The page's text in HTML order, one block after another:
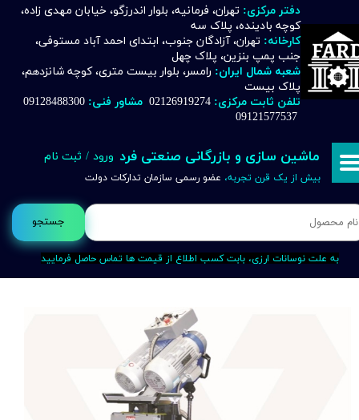
جستجو
دفتر مرکزی: تهران، فرمانیه، بلوار اندرزگو، خیابان مهدی زاده،
کوچه بادینده، پلاک سه
کارخانه: تهران، آزادگان جنوب، ابتدای احمد آباد مستوفی،
جنب پمپ بنزین، پلاک چهل
شعبه شمال ایران: رامسر، بلوار بیست متری، کوچه شانزدهم،
پلاک بیست
تلفن ثابت مرکزی: 02126919274 مشاور فنی:
09121577537
ماشین سازی و بازرگانی صنعتی فرد
بیش از یک قرن تجربه، عضو رسمی سازمان تدارکات دولت
ورود / ثبت نام
حساب کاربری من
تغییر گذر واژه
خروج از حساب کاربری
به علت نوسانات ارزی، بابت کسب اطلاع از قیمت ها تماس حاصل فرمایید